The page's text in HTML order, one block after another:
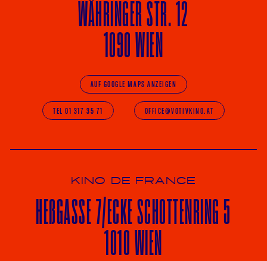
WÄHRINGERSTR. 12
1090 WIEN
AUF GOOGLE MAPS ANZEIGEN
TEL 01 317 35 71 OFFICE@VOTIVKINO.AT
KINO DE FRANCE
HEßGASSE 7/ECKESCHOTTENRING 5
1010 WIEN